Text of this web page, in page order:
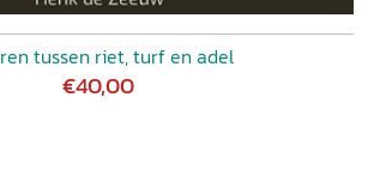
tussen riet, turf en adel
€40,00